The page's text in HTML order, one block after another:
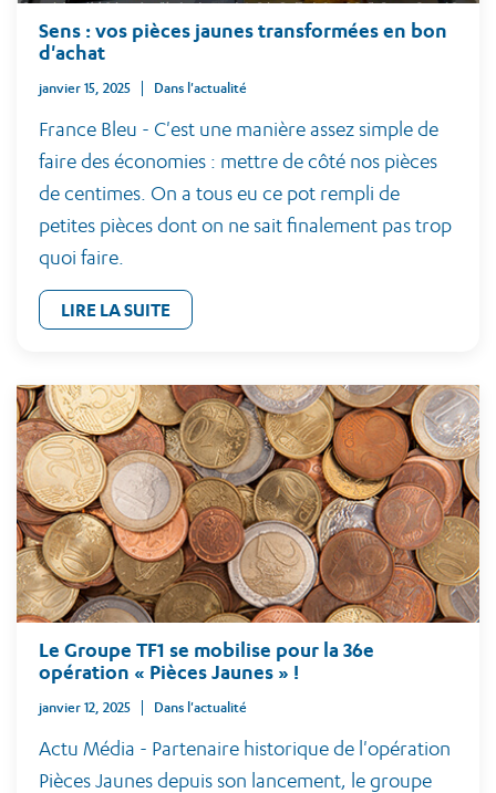
Sens : vos pièces jaunes transformées en bon
d'achat
janvier 15, 2025 Dans l'actualité
France Bleu - C'est une manière assez simple de
faire des économies : mettre de côté nos pièces
de centimes. On a tous eu ce pot rempli de
petites pièces dont on ne sait finalement pas trop
quoi faire.
LIRE LA SUITE
Le Groupe TF1 se mobilise pour la 36e
opération « Pièces Jaunes » !
janvier 12, 2025 Dans l'actualité
Actu Média - Partenaire historique de l'opération
Pièces Jaunes depuis son lancement, le groupe